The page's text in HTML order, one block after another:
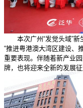
本次广州“发觉头域”新
“推进粤港澳大湾区建设、
重要表现。伴随着新产业
牌，也将迎来全新的发展